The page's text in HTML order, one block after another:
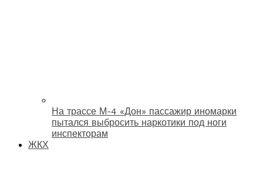
На трассе М-4 «Дон» пассажир иномарки
пытался выбросить наркотики под ноги
инспекторам
ЖКХ